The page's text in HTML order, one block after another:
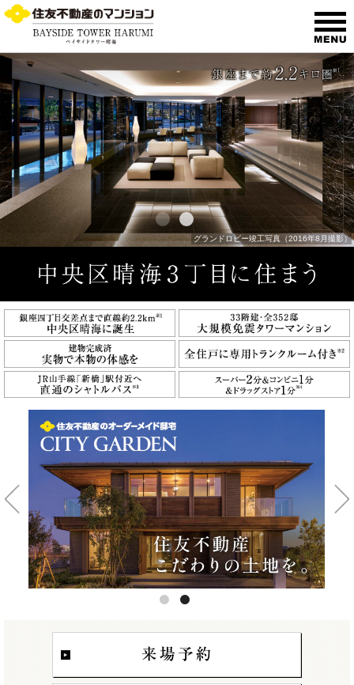
グランドロビー竣工写真（2016年8月撮影）